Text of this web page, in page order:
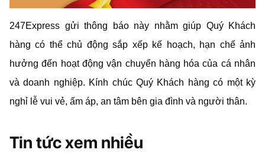
247Express gửi thông báo này nhằm giúp Quý Khách
hàng có thể chủ động sắp xếp kế hoạch, hạn chế ảnh
hưởng đến hoạt động vận chuyển hàng hóa của cá nhân
và doanh nghiệp. Kính chúc Quý Khách hàng có một kỳ
nghỉ lễ vui vẻ, ấm áp, an tâm bên gia đình và người thân.
Tin tức xem nhiều